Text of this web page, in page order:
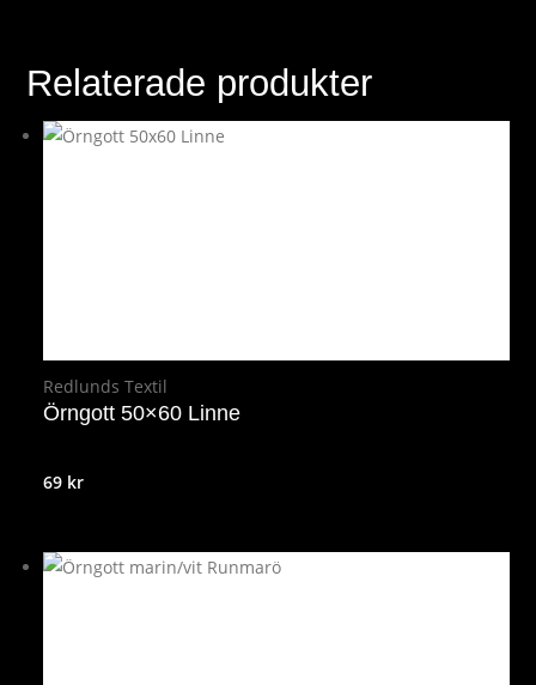
Relaterade produkter
Redlunds Textil
Örngott 50×60 Linne
69 kr